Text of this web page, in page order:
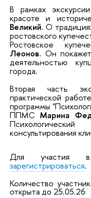
В рамках
красоте и
Великий. О
ростовского
Ростовское
Леонов. Он
деятельностью
города.
Вторая часть
практической
программы
ППМС Марина
консультирования
Для участия в
зарегистрироваться.
Количество
открыта до 25.05.26